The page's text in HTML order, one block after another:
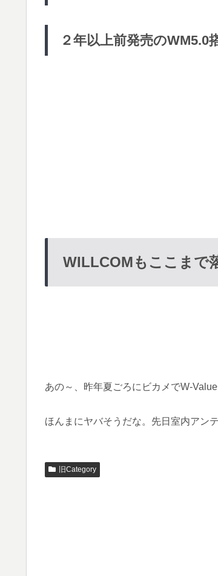
２年以上前発売の
WILLCOMもここまで
あの～、昨年夏ごろにビカメでW-
ほんまにヤバそうだな。先日室内アン
旧Category